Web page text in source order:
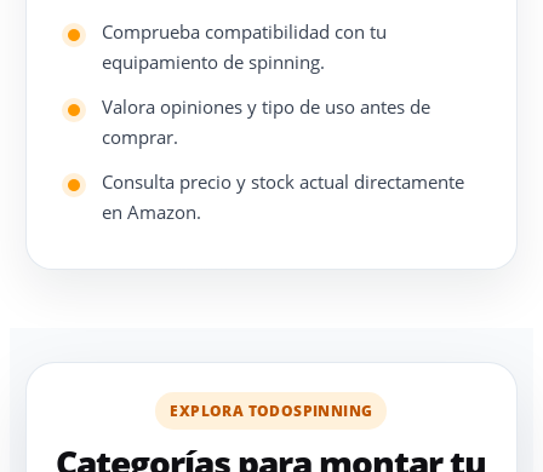
Comprueba compatibilidad con tu
equipamiento de spinning.
Valora opiniones y tipo de uso antes de
comprar.
Consulta precio y stock actual directamente
en Amazon.
EXPLORA TODOSPINNING
Categorías para montar tu